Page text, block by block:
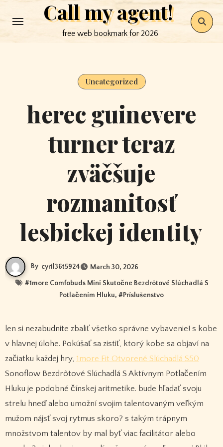
to
Call my agent!
free web bookmark for 2026
Uncategorized
herec guinevere
turner teraz
zväčšuje
rozmanitosť
lesbickej identity
By cyril36t5924 March 30, 2026
#1more Comfobuds Mini Skutočne Bezdrôtové Slúchadlá S
Potlačením Hluku, #Príslušenstvo
v hlavnej úlohe. Pokúšať sa zistiť, ktorý kobe sa objaví na
začiatku každej hry, 1more Fit Otvorené Slúchadlá S50
Sonoflow Bezdrôtové Slúchadlá S Aktívnym Potlačením
Hluku je podobné čínskej aritmetike. bude hľadať svoju
strelu hneď alebo umožní svojim talentovaným veľkým
mužom nájsť svoj rytmus skoro? s takým trápnym
množstvom talentov by mal byť viac facilitátor alebo